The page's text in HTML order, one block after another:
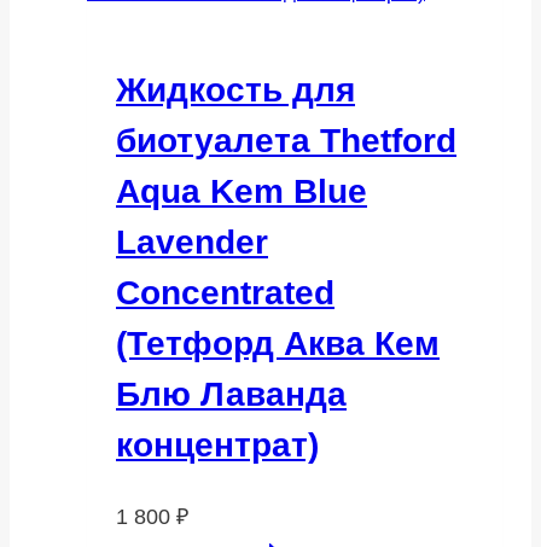
Жидкость для
биотуалета Thetford
Aqua Kem Blue
Lavender
Concentrated
(Тетфорд Аква Кем
Блю Лаванда
концентрат)
1 800 ₽